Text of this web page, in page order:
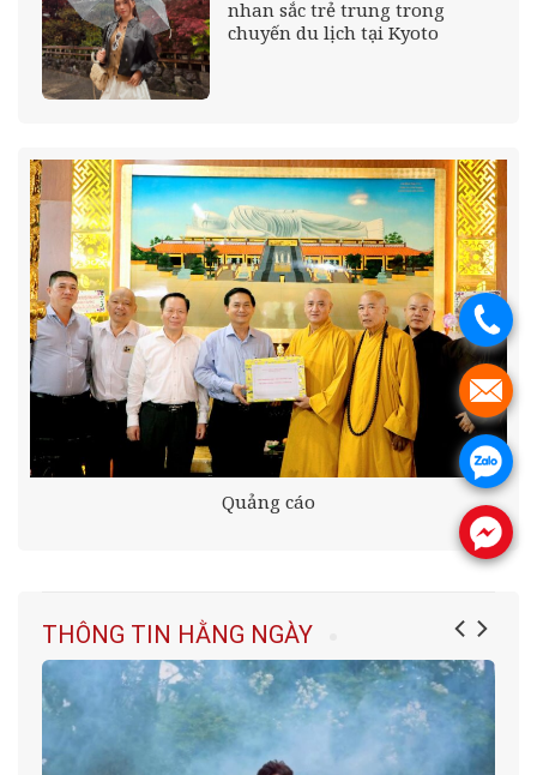
nhan sắc trẻ trung trong
chuyến du lịch tại Kyoto
Quảng cáo
THÔNG TIN HẰNG NGÀY
.
.
.
.